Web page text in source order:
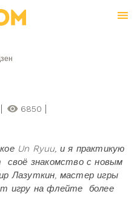
6850
Un Ryuu, и я практикую
знакомство с новым
Лазуткин, мастер игры
игру на флейте более